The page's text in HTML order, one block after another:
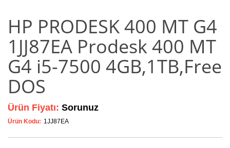
HP PRODESK 400 MT G4
1JJ87EA Prodesk 400 MT
G4 i5-7500 4GB,1TB,Free
DOS
Ürün Fiyatı: Sorunuz
Ürün Kodu: 1JJ87EA